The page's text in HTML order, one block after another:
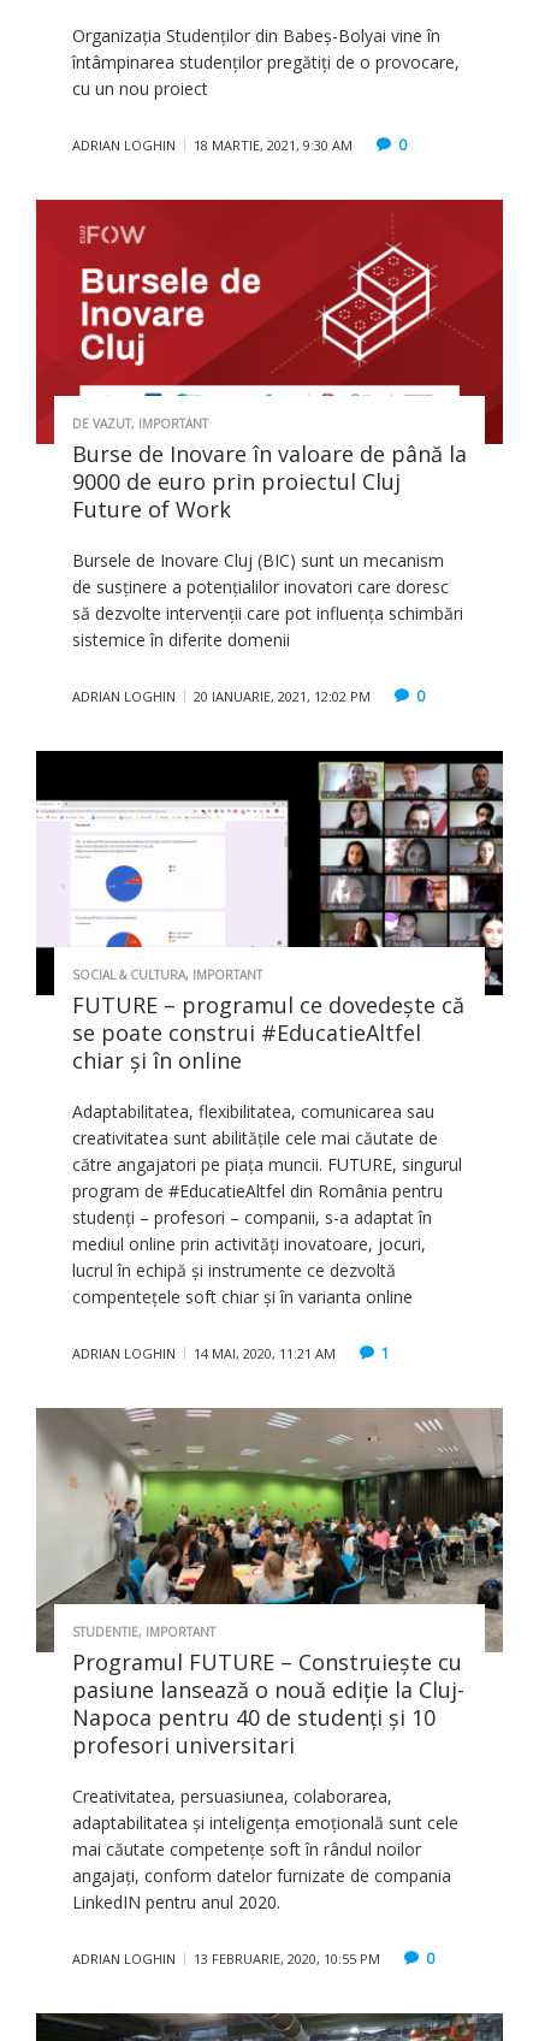
Organizația Studenților din Babeș-Bolyai vine în
întâmpinarea studenților pregătiți de o provocare,
cu un nou proiect
ADRIAN LOGHIN 18 MARTIE, 2021, 9:30 AM 0
DE VAZUT, IMPORTANT
Burse de Inovare în valoare de până la
9000 de euro prin proiectul Cluj
Future of Work
Bursele de Inovare Cluj (BIC) sunt un mecanism
de susținere a potențialilor inovatori care doresc
să dezvolte intervenții care pot influența schimbări
sistemice în diferite domenii
ADRIAN LOGHIN 20 IANUARIE, 2021, 12:02 PM 0
SOCIAL & CULTURA, IMPORTANT
FUTURE – programul ce dovedește că
se poate construi #EducatieAltfel
chiar și în online
Adaptabilitatea, flexibilitatea, comunicarea sau
creativitatea sunt abilitățile cele mai căutate de
către angajatori pe piața muncii. FUTURE, singurul
program de #EducatieAltfel din România pentru
studenți – profesori – companii, s-a adaptat în
mediul online prin activități inovatoare, jocuri,
lucrul în echipă și instrumente ce dezvoltă
compentețele soft chiar și în varianta online
ADRIAN LOGHIN 14 MAI, 2020, 11:21 AM 1
STUDENTIE, IMPORTANT
Programul FUTURE – Construiește cu
pasiune lansează o nouă ediție la Cluj-
Napoca pentru 40 de studenți și 10
profesori universitari
Creativitatea, persuasiunea, colaborarea,
adaptabilitatea și inteligența emoțională sunt cele
mai căutate competențe soft în rândul noilor
angajați, conform datelor furnizate de compania
LinkedIN pentru anul 2020.
ADRIAN LOGHIN 13 FEBRUARIE, 2020, 10:55 PM 0